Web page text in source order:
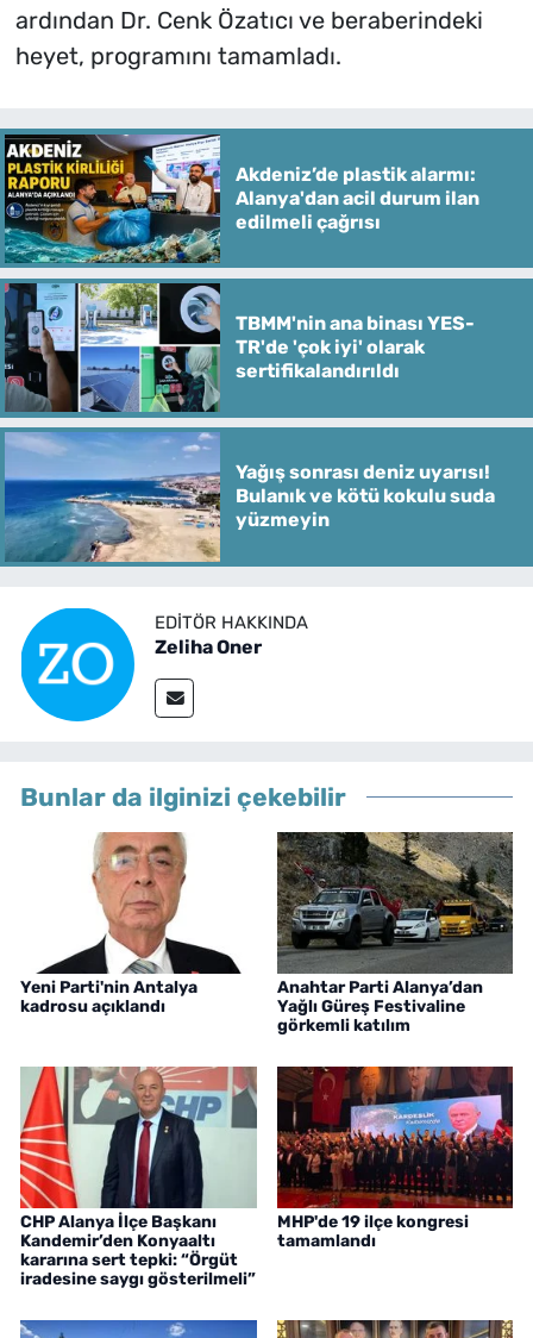
ardından Dr. Cenk Özatıcı ve beraberindeki
heyet, programını tamamladı.
Akdeniz’de plastik alarmı:
Alanya'dan acil durum ilan
edilmeli çağrısı
TBMM'nin ana binası YES-
TR'de 'çok iyi' olarak
sertifikalandırıldı
Yağış sonrası deniz uyarısı!
Bulanık ve kötü kokulu suda
yüzmeyin
EDITÖR HAKKINDA
Zeliha Oner
Bunlar da ilginizi çekebilir
Yeni Parti'nin Antalya
kadrosu açıklandı
Anahtar Parti Alanya’dan
Yağlı Güreş Festivaline
görkemli katılım
CHP Alanya İlçe Başkanı
Kandemir’den Konyaaltı
kararına sert tepki: “Örgüt
iradesine saygı gösterilmeli”
MHP'de 19 ilçe kongresi
tamamlandı